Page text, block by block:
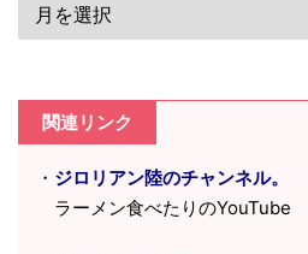
関連リンク
・ ジロリアン陸のチャンネル。
ラーメン食べたりのYouTube